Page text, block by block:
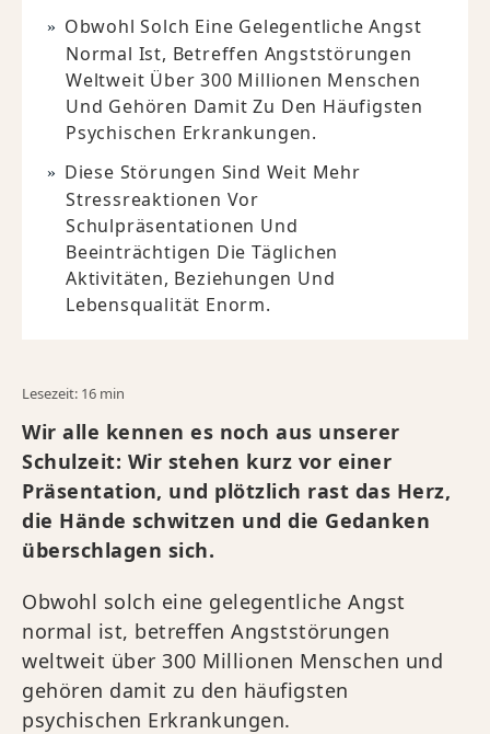
Obwohl Solch Eine Gelegentliche Angst
Normal Ist, Betreffen Angststörungen
Weltweit Über 300 Millionen Menschen
Und Gehören Damit Zu Den Häufigsten
Psychischen Erkrankungen.
Diese Störungen Sind Weit Mehr
Stressreaktionen Vor
Schulpräsentationen Und
Beeinträchtigen Die Täglichen
Aktivitäten, Beziehungen Und
Lebensqualität Enorm.
Lesezeit: 16 min
Wir alle kennen es noch aus unserer
Schulzeit: Wir stehen kurz vor einer
Präsentation, und plötzlich rast das Herz,
die Hände schwitzen und die Gedanken
überschlagen sich.
Obwohl solch eine gelegentliche Angst
normal ist, betreffen Angststörungen
weltweit über 300 Millionen Menschen und
gehören damit zu den häufigsten
psychischen Erkrankungen.